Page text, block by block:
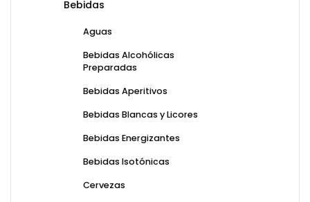
Bebidas
Aguas
Bebidas Alcohólicas
Preparadas
Bebidas Aperitivos
Bebidas Blancas y Licores
Bebidas Energizantes
Bebidas Isotónicas
Cervezas